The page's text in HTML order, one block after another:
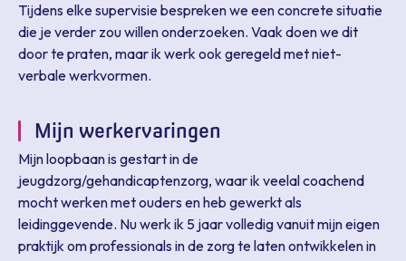
Tijdens elke supervisie bespreken we een concrete situatie
die je verder zou willen onderzoeken. Vaak doen we dit
door te praten, maar ik werk ook geregeld met niet-
verbale werkvormen.
Mijn werkervaringen
Mijn loopbaan is gestart in de
jeugdzorg/gehandicaptenzorg, waar ik veelal coachend
mocht werken met ouders en heb gewerkt als
leidinggevende. Nu werk ik 5 jaar volledig vanuit mijn eigen
praktijk om professionals in de zorg te laten ontwikkelen in
Je naam (zichtbaar bij je beoordeling)
E-mailadres